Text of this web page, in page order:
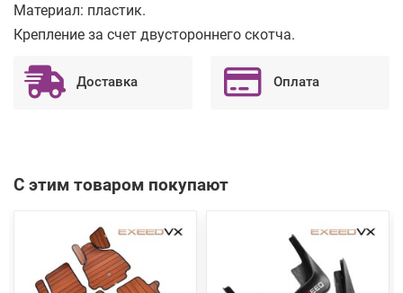
Материал: пластик.
Крепление за счет двустороннего скотча.
Доставка Оплата
С этим товаром покупают